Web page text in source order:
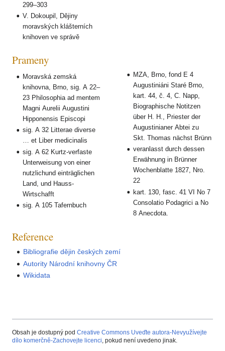
299–303
V. Dokoupil, Dějiny
moravských klášterních
knihoven ve správě
Prameny
Moravská zemská
knihovna, Brno, sig. A 22–
23 Philosophia ad mentem
Magni Aurelii Augustini
Hipponensis Episcopi
sig. A 32 Litterae diverse
… et Liber medicinalis
sig. A 62 Kurtz-verfaste
Unterweisung von einer
nutzlichund einträglichen
Land, und Hauss-
Wirtschafft
sig. A 105 Tafernbuch
MZA, Brno, fond E 4
Augustiniáni Staré Brno,
kart. 44, č. 4, C. Napp,
Biographische Notitzen
über H. H., Priester der
Augustinianer Abtei zu
Skt. Thomas nächst Brünn
veranlasst durch dessen
Erwähnung in Brünner
Wochenblatte 1827, Nro.
22
kart. 130, fasc. 41 VI No 7
Consolatio Podagrici a No
8 Anecdota.
Reference
Bibliografie dějin českých zemí
Autority Národní knihovny ČR
Wikidata
Obsah je dostupný pod Creative Commons Uveďte autora-Nevyužívejte
dílo komerčně-Zachovejte licenci , pokud není uvedeno jinak.